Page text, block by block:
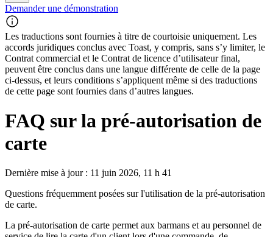
Demander une démonstration
Les traductions sont fournies à titre de courtoisie uniquement. Les
accords juridiques conclus avec Toast, y compris, sans s’y limiter, le
Contrat commercial et le Contrat de licence d’utilisateur final,
peuvent être conclus dans une langue différente de celle de la page
ci-dessus, et leurs conditions s’appliquent même si des traductions
de cette page sont fournies dans d’autres langues.
FAQ sur la pré-autorisation de
carte
Dernière mise à jour : 11 juin 2026, 11 h 41
Questions fréquemment posées sur l'utilisation de la pré-autorisation
de carte.
La pré-autorisation de carte permet aux barmans et au personnel de